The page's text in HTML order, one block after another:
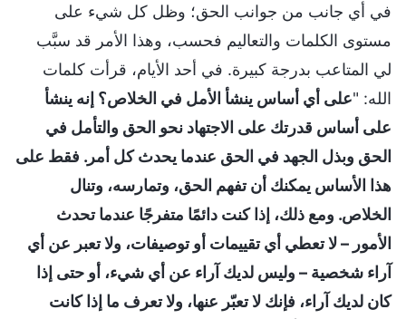
في أي جانب من جوانب الحق؛ وظل كل شيء على
مستوى الكلمات والتعاليم فحسب، وهذا الأمر قد سبَّب
لي المتاعب بدرجة كبيرة. في أحد الأيام، قرأت كلمات
الله: "على أي أساس ينشأ الأمل في الخلاص؟ إنه ينشأ
على أساس قدرتك على الاجتهاد نحو الحق والتأمل في
الحق وبذل الجهد في الحق عندما يحدث كل أمر. فقط على
هذا الأساس يمكنك أن تفهم الحق، وتمارسه، وتنال
الخلاص. ومع ذلك، إذا كنت دائمًا متفرجًا عندما تحدث
الأمور – لا تعطي أي تقييمات أو توصيفات، ولا تعبر عن أي
آراء شخصية – وليس لديك آراء عن أي شيء، أو حتى إذا
كان لديك آراء، فإنك لا تعبّر عنها، ولا تعرف ما إذا كانت